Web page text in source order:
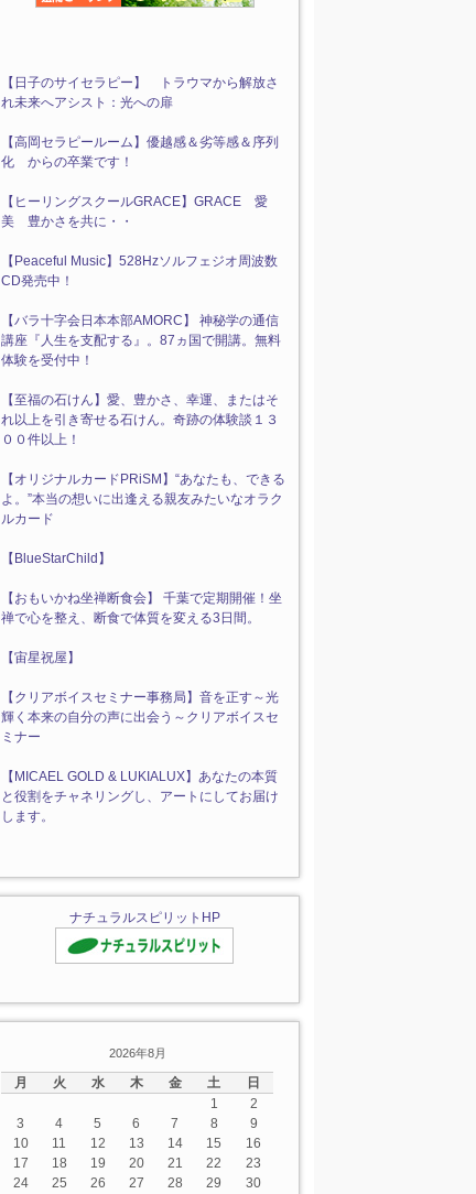
【日子のサイセラピー】 トラウマから解放さ
れ未来へアシスト：光への扉
【高岡セラピールーム】優越感＆劣等感＆序列
化 からの卒業です！
【ヒーリングスクールGRACE】GRACE 愛
美 豊かさを共に・・
【Peaceful Music】528Hzソルフェジオ周波数
CD発売中！
【バラ十字会日本本部AMORC】 神秘学の通信
講座『人生を支配する』。87ヵ国で開講。無料
体験を受付中！
【至福の石けん】愛、豊かさ、幸運、またはそ
れ以上を引き寄せる石けん。奇跡の体験談１３
００件以上！
【オリジナルカードPRiSM】“あなたも、できる
よ。”本当の想いに出逢える親友みたいなオラク
ルカード
【BlueStarChild】
【おもいかね坐禅断食会】 千葉で定期開催！坐
禅で心を整え、断食で体質を変える3日間。
【宙星祝屋】
【クリアボイスセミナー事務局】音を正す～光
輝く本来の自分の声に出会う～クリアボイスセ
ミナー
【MICAEL GOLD & LUKIALUX】あなたの本質
と役割をチャネリングし、アートにしてお届け
します。
ナチュラルスピリットHP
2026年8月
月 火 水 木 金 土 日
1
2
3
4 5 6 7 8
9
10
11 12 13 14 15
16
17
18 19 20 21 22
23
24
25 26 27 28 29
30